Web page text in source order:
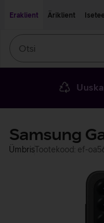
Eraklient
Äriklient
Samsung
ÜmbrisTootekood: ef-